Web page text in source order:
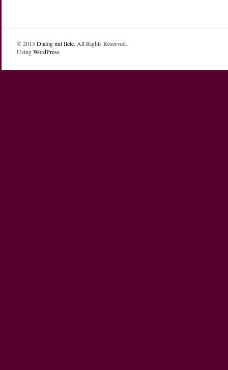
© 2015Dialog mit Itete. All Rights Reserved.
UsingWordPress